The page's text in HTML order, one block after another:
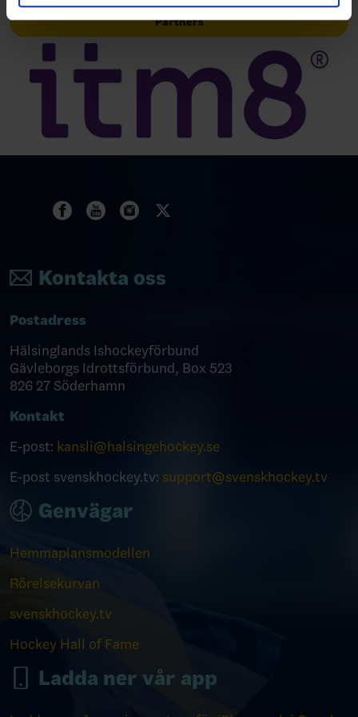
Partners
Kontakta oss
Postadress
Hälsinglands Ishockeyförbund
Gävleborgs Idrottsförbund, Box 523
826 27 Söderhamn
Kontakt
E-post: kansli@halsingehockey.se
E-post svenskhockey.tv: support@svenskhockey.tv
Genvägar
Hemmaplansmodellen
Rörelsekurvan
svenskhockey.tv
Hockey Hall of Fame
Ladda ner vår app